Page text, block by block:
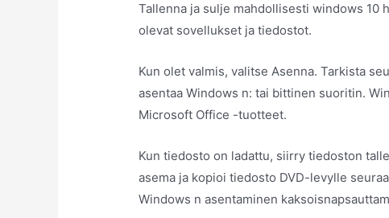
Tallenna ja sulje mahdollisesti windows
olevat sovellukset ja tiedostot.
Kun olet valmis, valitse Asenna. Tarkista
asentaa Windows n: tai bittinen suoritin.
Microsoft Office -tuotteet.
Kun tiedosto on ladattu, siirry tiedoston
asema ja kopioi tiedosto DVD-levylle
Windows n asentaminen